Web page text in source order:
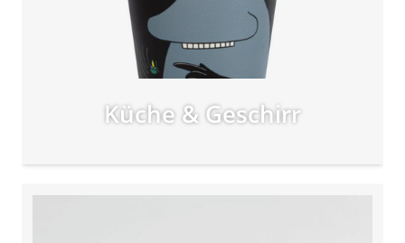
Küche & Geschirr